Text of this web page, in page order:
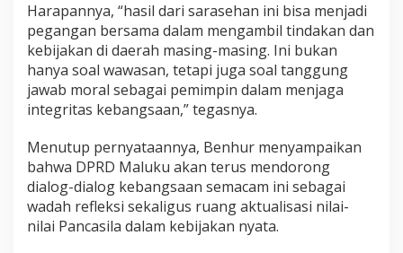
Harapannya, “hasil dari sarasehan ini bisa menjadi
pegangan bersama dalam mengambil tindakan dan
kebijakan di daerah masing-masing. Ini bukan
hanya soal wawasan, tetapi juga soal tanggung
jawab moral sebagai pemimpin dalam menjaga
integritas kebangsaan,” tegasnya.
Menutup pernyataannya, Benhur menyampaikan
bahwa DPRD Maluku akan terus mendorong
dialog-dialog kebangsaan semacam ini sebagai
wadah refleksi sekaligus ruang aktualisasi nilai-
nilai Pancasila dalam kebijakan nyata.